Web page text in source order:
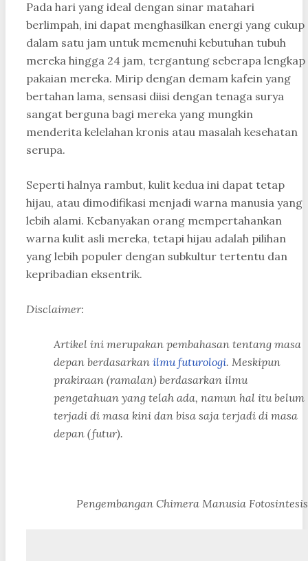
Pada hari yang ideal dengan sinar matahari
berlimpah, ini dapat menghasilkan energi yang cukup
dalam satu jam untuk memenuhi kebutuhan tubuh
mereka hingga 24 jam, tergantung seberapa lengkap
pakaian mereka. Mirip dengan demam kafein yang
bertahan lama, sensasi diisi dengan tenaga surya
sangat berguna bagi mereka yang mungkin
menderita kelelahan kronis atau masalah kesehatan
serupa.
Seperti halnya rambut, kulit kedua ini dapat tetap
hijau, atau dimodifikasi menjadi warna manusia yang
lebih alami. Kebanyakan orang mempertahankan
warna kulit asli mereka, tetapi hijau adalah pilihan
yang lebih populer dengan subkultur tertentu dan
kepribadian eksentrik.
Disclaimer:
Artikel ini merupakan pembahasan tentang masa
depan berdasarkan ilmu futurologi. Meskipun
prakiraan (ramalan) berdasarkan ilmu
pengetahuan yang telah ada, namun hal itu belum
terjadi di masa kini dan bisa saja terjadi di masa
depan (futur).
Pengembangan Chimera Manusia Fotosintesis